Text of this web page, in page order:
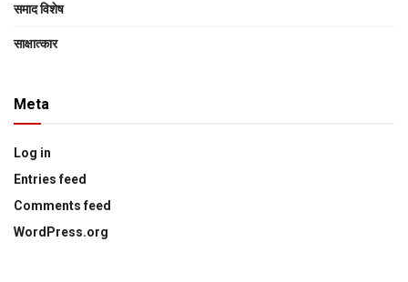
समाद विशेष
साक्षात्‍कार
Meta
Log in
Entries feed
Comments feed
WordPress.org